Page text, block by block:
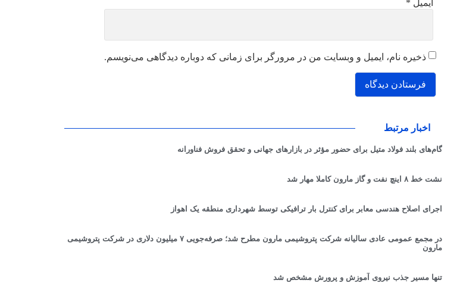
ایمیل *
ذخیره نام، ایمیل و وبسایت من در مرورگر برای زمانی که دوباره دیدگاهی می‌نویسم.
اخبار مرتبط
گام‌های بلند فولاد متیل برای حضور مؤثر در بازارهای جهانی و تحقق فروش فناورانه
نشت خط ۸ اینچ نفت و گاز مارون كاملا مهار شد
اجرای اصلاح هندسی معابر برای کنترل بار ترافیکی توسط شهرداری منطقه یک اهواز
در مجمع عمومی عادی سالیانه شرکت پتروشیمی مارون مطرح شد؛ صرفه‌جویی ۷ میلیون دلاری در شرکت پتروشیمی
مارون
تنها مسیر جذب نیروی آموزش و پرورش مشخص شد